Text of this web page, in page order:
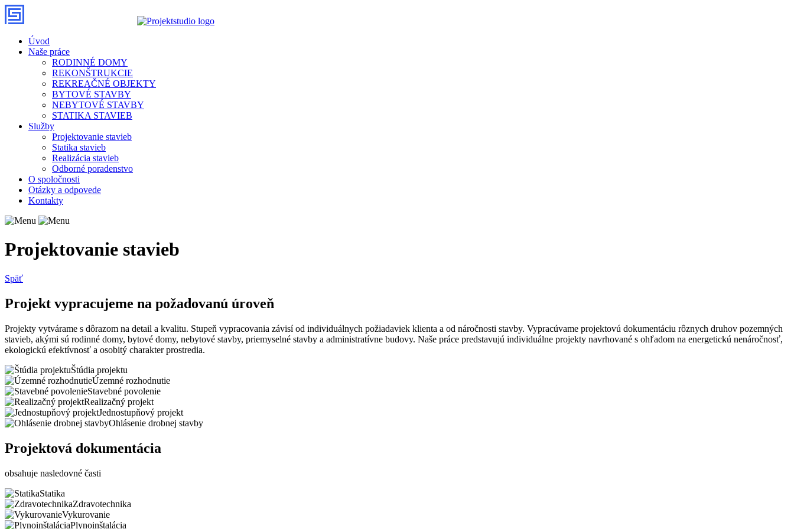
Úvod
Naše práce
RODINNÉ DOMY
REKONŠTRUKCIE
REKREAČNÉ OBJEKTY
BYTOVÉ STAVBY
NEBYTOVÉ STAVBY
STATIKA STAVIEB
Služby
Projektovanie stavieb
Statika stavieb
Realizácia stavieb
Odborné poradenstvo
O spoločnosti
Otázky a odpovede
Kontakty
Projektovanie stavieb
Späť
Projekt vypracujeme na požadovanú úroveň
Projekty vytvárame s dôrazom na detail a kvalitu. Stupeň vypracovania závisí od individuálnych požiadaviek klienta a od náročnosti stavby. Vypracúvame projektovú dokumentáciu rôznych druhov pozemných
stavieb, akými sú rodinné domy, bytové domy, nebytové stavby, priemyselné stavby a administratívne budovy. Naše práce predstavujú individuálne projekty navrhované s ohľadom na energetickú nenáročnosť,
ekologickú efektívnosť a osobitý charakter prostredia.
Štúdia projektu
Územné rozhodnutie
Stavebné povolenie
Realizačný projekt
Jednostupňový projekt
Ohlásenie drobnej stavby
Projektová dokumentácia
obsahuje nasledovné časti
Statika
Zdravotechnika
Vykurovanie
Plynoinštalácia